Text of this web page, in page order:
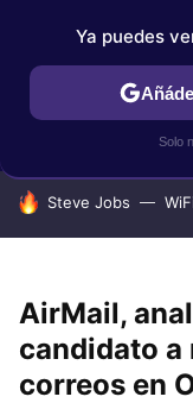
IPHONE
HOY SE HABLA DE
Steve Jobs
AirMail,
candidato
correos en
Ya puedes
Solo